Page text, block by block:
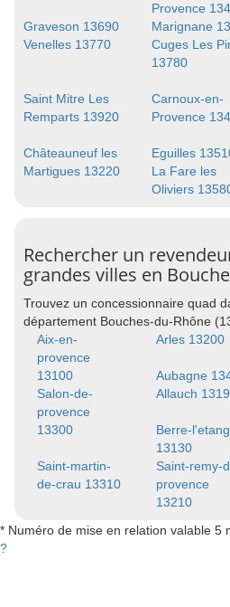
Provence
Graveson 13690
Marignane
Venelles 13770
Cuges Les
13780
Saint Mitre Les
Remparts 13920
Carnoux-en-
Provence
Châteauneuf les
Martigues 13220
Eguilles
La Fare les
Oliviers
Rechercher un
grandes villes en
Trouvez un concessionnaire quad
département Bouches-du-Rhône
Aix-en-
provence
13100
Arles 13200
Aubagne
Salon-de-
provence
13300
Allauch
Berre-l'etang
13130
Saint-martin-
de-crau 13310
Saint-remy-
provence
13210
* Numéro de mise en relation valable 5
?